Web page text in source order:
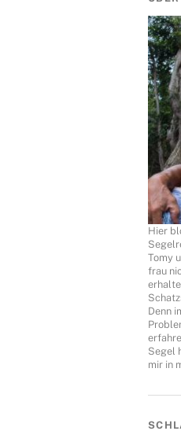
Hier
Tomy
frau
Denn
Segel
mir in